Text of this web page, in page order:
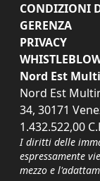
CONDIZIONI
GERENZA
PRIVACY
Nord Est
Nord Est
34, 30171
1.432.522,00
I diritti delle
espressamente
mezzo e